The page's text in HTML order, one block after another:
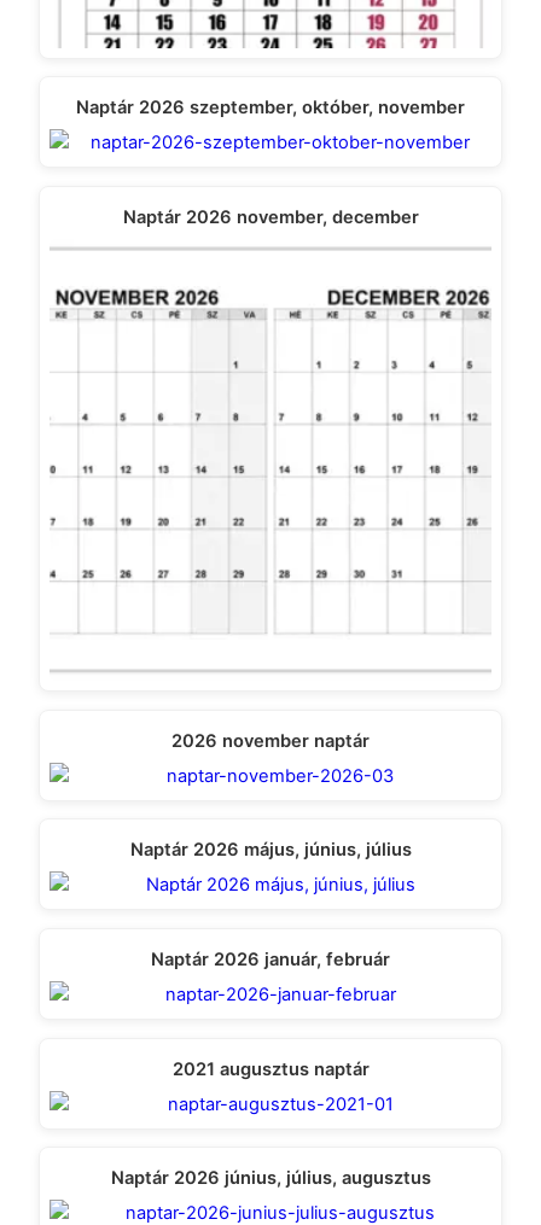
Naptár 2026 szeptember, október, november
Naptár 2026 november, december
2026 november naptár
Naptár 2026 május, június, július
Naptár 2026 január, február
2021 augusztus naptár
Naptár 2026 június, július, augusztus